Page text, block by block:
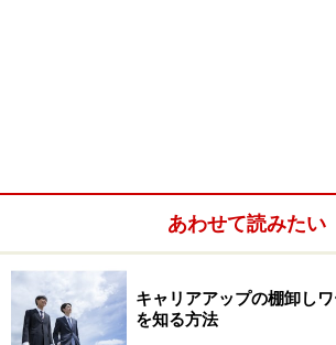
あわせて読みたい
キャリアアップの棚卸し
を知る方法